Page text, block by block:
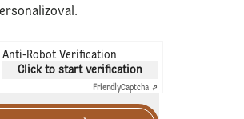
Anti-Robot Verification
Click to start verification
FriendlyCaptcha ⇗